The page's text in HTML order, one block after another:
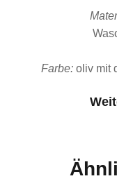
Farbe: oliv mit